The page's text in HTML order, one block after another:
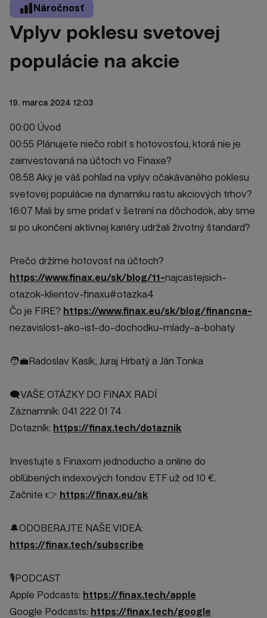
Náročnosť
Vplyv poklesu svetovej
populácie na akcie
19. marca 2024 12:03
00:00 Úvod
00:55 Plánujete niečo robiť s hotovosťou, ktorá nie je
zainvestovaná na účtoch vo Finaxe?
08:58 Aký je váš pohľad na vplyv očakávaného poklesu
svetovej populácie na dynamiku rastu akciových trhov?
16:07 Mali by sme pridať v šetrení na dôchodok, aby sme
si po ukončení aktívnej kariéry udržali životný štandard?
Prečo držíme hotovosť na účtoch?
https://www.finax.eu/sk/blog/11-najcastejsich-
otazok-klientov-finaxu#otazka4
Čo je FIRE? https://www.finax.eu/sk/blog/financna-
nezavislost-ako-ist-do-dochodku-mlady-a-bohaty
🧑‍💼Radoslav Kasík, Juraj Hrbatý a Ján Tonka
🗨️VAŠE OTÁZKY DO FINAX RADÍ
Záznamník: 041 222 01 74
Dotazník: https://finax.tech/dotaznik
Investujte s Finaxom jednoducho a online do
obľúbených indexových fondov ETF už od 10 €.
Začnite 👉 https://finax.eu/sk
🔔ODOBERAJTE NAŠE VIDEÁ:
https://finax.tech/subscribe
🎙️PODCAST
Apple Podcasts: https://finax.tech/apple
Google Podcasts: https://finax.tech/google